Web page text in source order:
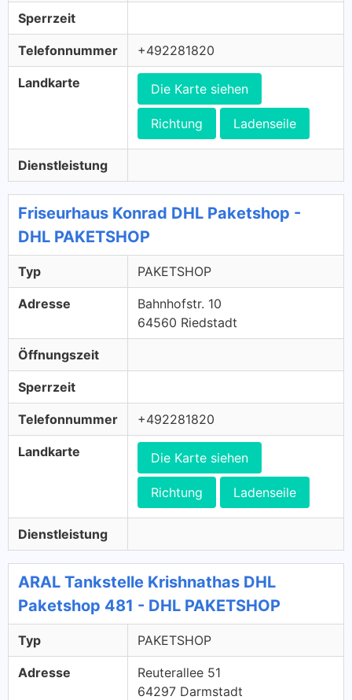
Sperrzeit
Telefonnummer +492281820
Landkarte Die Karte siehen
Richtung Ladenseile
Dienstleistung
Friseurhaus Konrad DHL Paketshop -
DHL PAKETSHOP
Typ PAKETSHOP
Adresse
Bahnhofstr. 10
64560 Riedstadt
Öffnungszeit
Sperrzeit
Telefonnummer +492281820
Landkarte Die Karte siehen
Richtung Ladenseile
Dienstleistung
ARAL Tankstelle Krishnathas DHL
Paketshop 481 - DHL PAKETSHOP
Typ PAKETSHOP
Adresse
Reuterallee 51
64297 Darmstadt